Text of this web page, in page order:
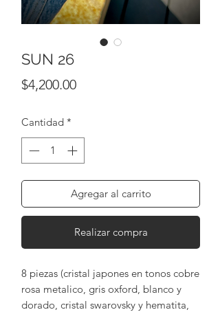
SUN 26
$4,200.00Precio
Cantidad *
Agregar al carrito
Realizar compra
8 piezas (cristal japones en tonos cobre
rosa metalico, gris oxford, blanco y
dorado, cristal swarovsky y hematita,